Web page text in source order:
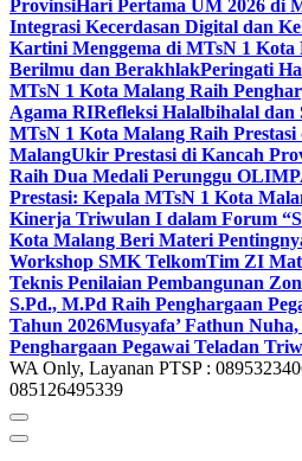
ProvinsiHari Pertama UM 2026 di
Integrasi Kecerdasan Digital dan
Kartini Menggema di MTsN 1 Kota
Berilmu dan BerakhlakPeringati
MTsN 1 Kota Malang Raih
Agama RIRefleksi Halalbihalal
MTsN 1 Kota Malang Raih Prestasi
MalangUkir Prestasi di Kancah
Raih Dua Medali Perunggu
Prestasi: Kepala MTsN 1 Kota
Kinerja Triwulan I dalam Forum
Kota Malang Beri Materi
Workshop SMK TelkomTim ZI
Teknis Penilaian Pembangunan
S.Pd., M.Pd Raih Penghargaan
Tahun 2026Musyafa’ Fathun
Penghargaan Pegawai Teladan
WA Only, Layanan PTSP :
085126495339